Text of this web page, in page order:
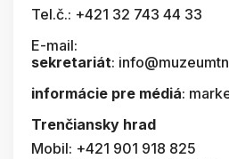
Tel.č.: +421 32 743 44 33
E-mail:
sekretariát:
informácie pre médiá:
Trenčiansky hrad
Mobil: +421 901 918 825